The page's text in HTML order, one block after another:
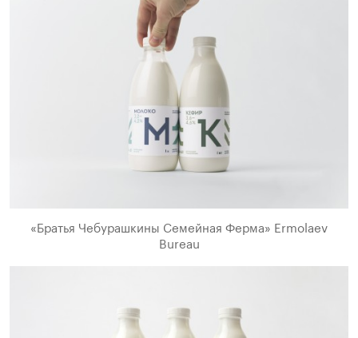
«Братья Чебурашкины Семейная Ферма» Ermolaev
Bureau